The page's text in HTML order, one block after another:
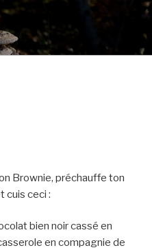
Brownie, préchauffe ton
cuis ceci :
bien noir cassé en
en compagnie de